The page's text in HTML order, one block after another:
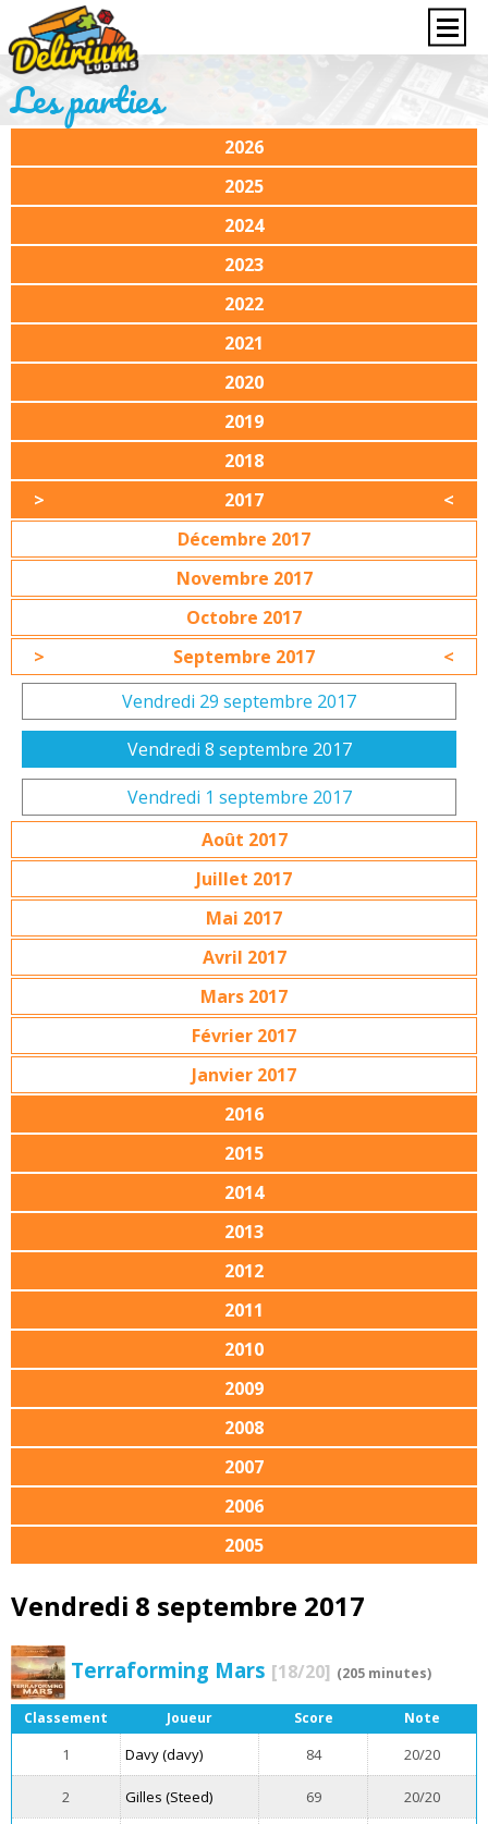
Les parties
2026
2025
2024
2023
2022
2021
2020
2019
2018
2017
Décembre 2017
Novembre 2017
Octobre 2017
Septembre 2017
Vendredi 29 septembre 2017
Vendredi 8 septembre 2017
Vendredi 1 septembre 2017
Août 2017
Juillet 2017
Mai 2017
Avril 2017
Mars 2017
Février 2017
Janvier 2017
2016
2015
2014
2013
2012
2011
2010
2009
2008
2007
2006
2005
Vendredi 8 septembre 2017
Terraforming Mars [18/20] (205 minutes)
Classement Joueur Score Note
1 Davy (davy) 84 20/20
2 Gilles (Steed) 69 20/20